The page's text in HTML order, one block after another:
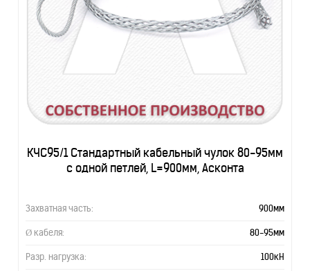
КЧС95/1 Стандартный кабельный чулок 80-95мм
с одной петлей, L=900мм, Асконта
Захватная часть: 900мм
Ø кабеля: 80-95мм
Разр. нагрузка: 100кН